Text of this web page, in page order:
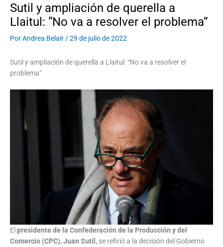
Sutil y ampliación de querella a
Llaitul: “No va a resolver el problema”
PorAndrea Belair /29 de julio de 2022
Sutil y ampliación de querella a Llaitul: “No va a resolver el
problema”
El presidente de la Confederación de la Producción y del
Comercio (CPC), Juan Sutil, se refirió a la decisión del Gobierno